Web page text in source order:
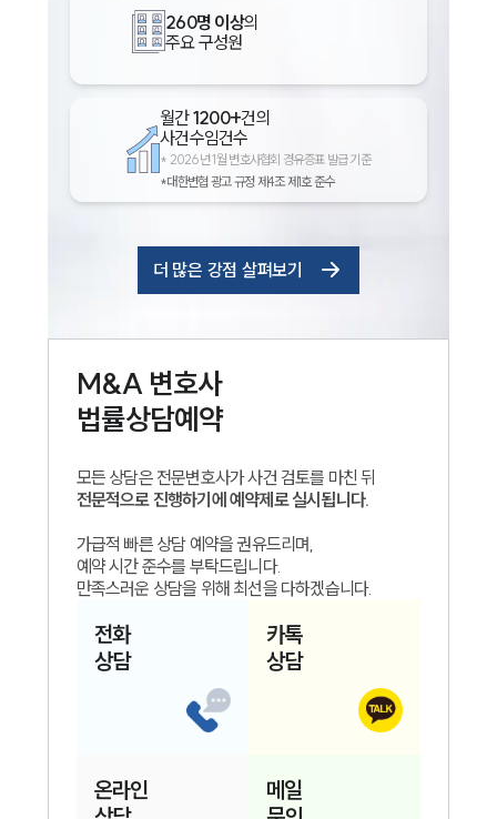
인재채용
만화로 보는 사례
260명 이상의
주요 구성원
월간1200+건의
사건수임건수
* 2026년 1월 변호사협회 경유증표 발급 기준
*대한변협 광고 규정 제4조 제1호 준수
더 많은 강점 살펴보기
M&A 변호사
법률상담예약
모든 상담은 전문변호사가 사건 검토를 마친 뒤
전문적으로 진행하기에 예약제로 실시됩니다.
가급적 빠른 상담 예약을 권유드리며,
예약 시간 준수를 부탁드립니다.
만족스러운 상담을 위해 최선을 다하겠습니다.
전화
상담
카톡
상담
온라인
메일